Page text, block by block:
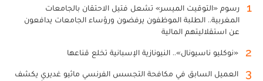
1
رسوم «التوقيت الميسر» تشعل فتيل الاحتقان بالجامعات
المغربية.. الطلبة الموظفون يرفضون ورؤساء الجامعات يدافعون
عن استقلاليتهم المالية
2 «نوكليو ناسيونال».. النيونازية الإسبانية تخلع قناعها
3
العميل السابق في مكافحة التجسس الفرنسي ماثيو غديري يكشف